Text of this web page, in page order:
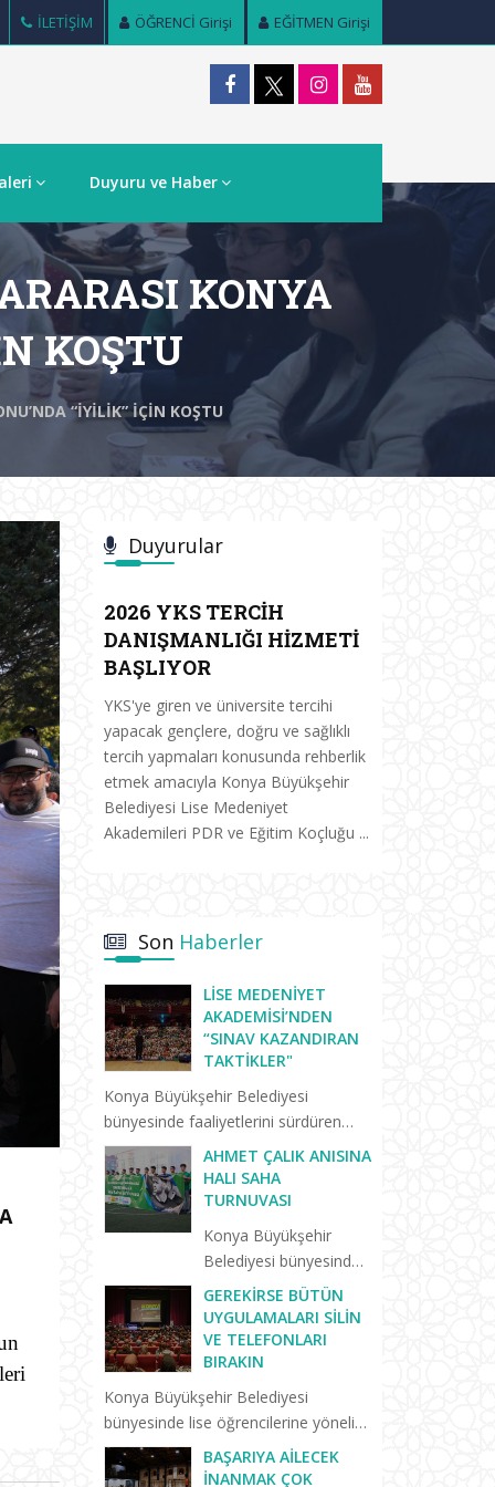
İLETİŞİM ÖĞRENCİ Girişi EĞİTMEN Girişi
Duyuru ve Haber
KONYA
KOŞTU
“İYİLİK” İÇİN KOŞTU
Duyurular
2026 YKS TERCİH
DANIŞMANLIĞI HİZMETİ
BAŞLIYOR
YKS'ye giren ve üniversite tercihi
yapacak gençlere, doğru ve sağlıklı
tercih yapmaları konusunda rehberlik
etmek amacıyla Konya Büyükşehir
Belediyesi Lise Medeniyet
Akademileri PDR ve Eğitim Koçluğu ...
Son Haberler
LISE MEDENIYET
AKADEMISI’NDEN
“SINAV KAZANDIRAN
TAKTIKLER"
Konya Büyükşehir Belediyesi
bünyesinde faaliyetlerini sürdüren
Lise Medeniyet Akademisi’nde
“Birlikte Başaracağız” programları
yeni eğitim öğretim dönemiyle birlikte
AHMET ÇALIK ANISINA
HALI SAHA
TURNUVASI
Konya Büyükşehir
Belediyesi bünyesinde
lise öğrencilerine ve
yeni mezunlara yönelik
hizmet veren Lise
Medeniyet
Akademisi’nde trafik
kazasında hayatını
kaybeden Konyasporlu
futbolcu Ahmet Çalık
GEREKIRSE BÜTÜN
UYGULAMALARI SILIN
VE TELEFONLARI
BIRAKIN
Konya Büyükşehir Belediyesi
bünyesinde lise öğrencilerine yönelik
hizmet veren Lise Medeniyet
Akademisi’nin “Birlikte Başaracağız”
BAŞARIYA AILECEK
İNANMAK ÇOK